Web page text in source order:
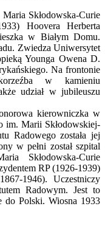
Skłodowska-Curie
Hoovera Herberta
w Białym Domu.
Zwiedza Uniwersytet
Younga Owena D.
Na frontonie
w kamieniu
udział w jubileuszu
kierowniczka w
im. Marii Skłodowskiej-
Radowego została jej
w pełni został szpital
Skłodowska-Curie
RP (1926-1939)
1946). Uczestniczy
Radowym. Jest to
do Polski. Wiosna 1933